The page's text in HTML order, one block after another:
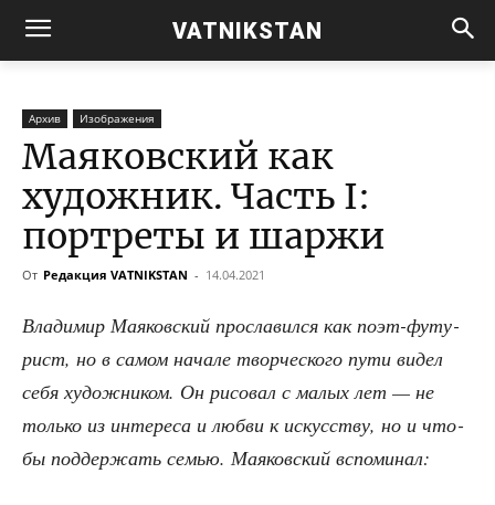
VATNIKSTAN
Архив Изображения
Маяковский как
художник. Часть I:
портреты и шаржи
От Редакция VATNIKSTAN - 14.04.2021
Вла­ди­мир Мая­ков­ский про­сла­вил­ся как поэт-футу­
рист, но в самом нача­ле твор­че­ско­го пути видел
себя худож­ни­ком. Он рисо­вал с малых лет — не
толь­ко из инте­ре­са и люб­ви к искус­ству, но и что­
бы под­дер­жать семью. Мая­ков­ский вспоминал: